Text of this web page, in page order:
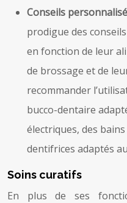
Conseils
prodigue des
en fonction de leur
de brossage et de
recommander
bucco-dentaire
électriques, des
dentifrices adaptés
Soins curatifs
En plus de ses